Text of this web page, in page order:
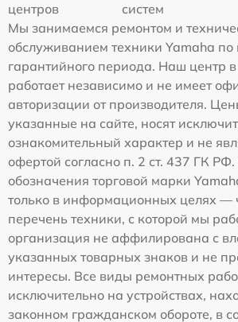
центров
систем
Мы занимаемся ремонтом и
обслуживанием техники Yamaha по
гарантийного периода. Наш центр
работает независимо и не имеет
авторизации от производителя.
указанные на сайте, носят
ознакомительный характер и не
офертой согласно п. 2 ст. 437 ГК
обозначения торговой марки
только в информационных целях —
перечень техники, с которой мы
организация не аффилирована с
указанных товарных знаков и не
интересы. Все виды ремонтных
исключительно на устройствах,
законном гражданском обороте, в